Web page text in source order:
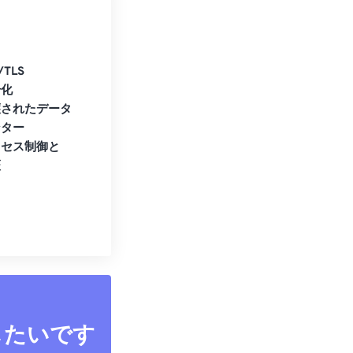
TLS
れたデータ
ー
ス制御と
いです